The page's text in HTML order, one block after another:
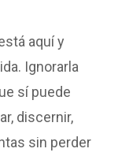
aquí y
Ignorarla
sí puede
discernir,
sin perder